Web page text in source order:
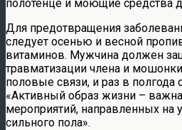
полотенце и моющие средства
Для предотвращения
следует осенью и весной
витаминов. Мужчина должен
травматизации члена и
половые связи, и раз в полгода
«Активный образ жизни –
мероприятий, направленных на
сильного пола».